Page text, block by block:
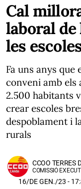
Cal
laboral de
les
Fa uns anys que
conveni amb els
2.500 habitants
crear escoles
despoblament i
rurals
CCOO TERRES
16/DE GEN./23 -